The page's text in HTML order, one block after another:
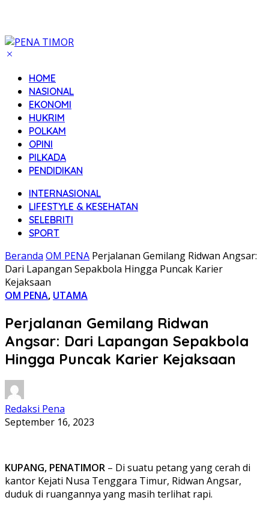
HOME
NASIONAL
EKONOMI
HUKRIM
POLKAM
OPINI
PILKADA
PENDIDIKAN
INTERNASIONAL
LIFESTYLE & KESEHATAN
SELEBRITI
SPORT
Beranda OM PENA Perjalanan Gemilang Ridwan Angsar:
Dari Lapangan Sepakbola Hingga Puncak Karier
Kejaksaan
OM PENA, UTAMA
Perjalanan Gemilang Ridwan
Angsar: Dari Lapangan Sepakbola
Hingga Puncak Karier Kejaksaan
Redaksi Pena
September 16, 2023
KUPANG, PENATIMOR – Di suatu petang yang cerah di
kantor Kejati Nusa Tenggara Timur, Ridwan Angsar,
duduk di ruangannya yang masih terlihat rapi.